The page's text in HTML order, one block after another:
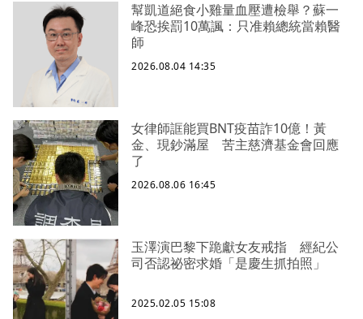
幫凱道絕食小雞量血壓遭檢舉？蘇一
峰恐挨罰10萬諷：只准賴總統當賴醫
師
2026.08.04 14:35
女律師誆能買BNT疫苗詐10億！黃
金、現鈔滿屋 苦主慈濟基金會回應
了
2026.08.06 16:45
玉澤演巴黎下跪獻女友戒指 經紀公
司否認祕密求婚「是慶生抓拍照」
2025.02.05 15:08